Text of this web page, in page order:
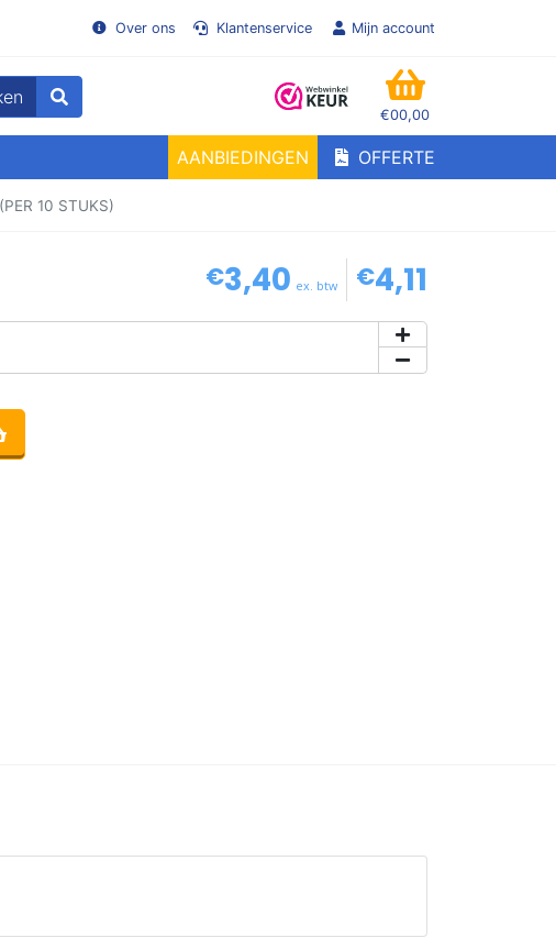
Over ons Klantenservice Mijn account
€00,00
WINKELMANDJE
AANBIEDINGEN OFFERTE
10 STUKS)
€3,40 ex. btw €4,11